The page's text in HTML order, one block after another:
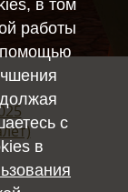
в том
работы
помощью
с
в